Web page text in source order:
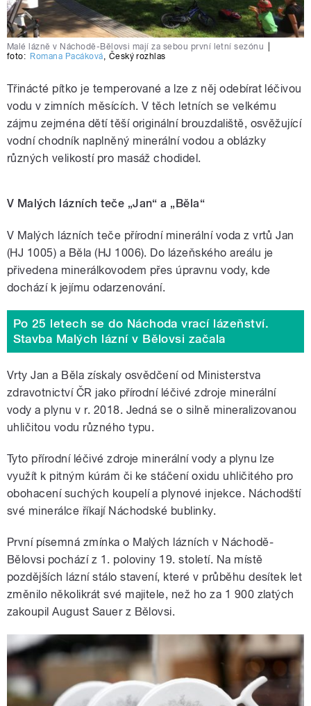
Malé lázně v Náchodě-Bělovsi mají za sebou první letní sezónu
foto: Romana Pacáková, Český rozhlas
Třinácté pítko je temperované a lze z něj odebírat léčivou
vodu v zimních měsících. V těch letních se velkému
zájmu zejména dětí těší originální brouzdaliště, osvěžující
vodní chodník naplněný minerální vodou a oblázky
různých velikostí pro masáž chodidel.
V Malých lázních teče „Jan“ a „Běla“
V Malých lázních teče přírodní minerální voda z vrtů Jan
(HJ 1005) a Běla (HJ 1006). Do lázeňského areálu je
přivedena minerálkovodem přes úpravnu vody, kde
dochází k jejímu odarzenování.
Po 25 letech se do Náchoda vrací lázeňství.
Stavba Malých lázní v Bělovsi začala
Vrty Jan a Běla získaly osvědčení od Ministerstva
zdravotnictví ČR jako přírodní léčivé zdroje minerální
vody a plynu v r. 2018. Jedná se o silně mineralizovanou
uhličitou vodu různého typu.
Tyto přírodní léčivé zdroje minerální vody a plynu lze
využít k pitným kúrám či ke stáčení oxidu uhličitého pro
obohacení suchých koupelí a plynové injekce. Náchodští
své minerálce říkají Náchodské bublinky.
První písemná zmínka o Malých lázních v Náchodě-
Bělovsi pochází z 1. poloviny 19. století. Na místě
pozdějších lázní stálo stavení, které v průběhu desítek let
změnilo několikrát své majitele, než ho za 1 900 zlatých
zakoupil August Sauer z Bělovsi.